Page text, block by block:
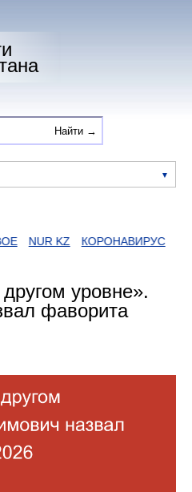
NUR KZ КОРОНАВИРУС ЕГОВ
уровне».
фаворита